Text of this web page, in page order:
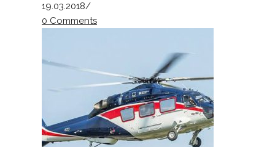
19.03.2018/
0 Comments